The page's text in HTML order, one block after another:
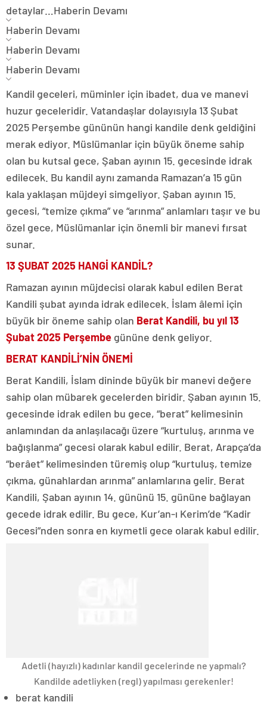
detaylar… Haberin Devamı
Haberin Devamı
Haberin Devamı
Haberin Devamı
Kandil geceleri, müminler için ibadet, dua ve manevi
huzur geceleridir. Vatandaşlar dolayısıyla 13 Şubat
2025 Perşembe gününün hangi kandile denk geldiğini
merak ediyor. Müslümanlar için büyük öneme sahip
olan bu kutsal gece, Şaban ayının 15. gecesinde idrak
edilecek. Bu kandil aynı zamanda Ramazan’a 15 gün
kala yaklaşan müjdeyi simgeliyor. Şaban ayının 15.
gecesi, “temize çıkma” ve “arınma” anlamları taşır ve bu
özel gece, Müslümanlar için önemli bir manevi fırsat
sunar.
13 ŞUBAT 2025 HANGİ KANDİL?
Ramazan ayının müjdecisi olarak kabul edilen Berat
Kandili şubat ayında idrak edilecek. İslam âlemi için
büyük bir öneme sahip olan Berat Kandili, bu yıl 13
Şubat 2025 Perşembe gününe denk geliyor.
BERAT KANDİLİ’NİN ÖNEMİ
Berat Kandili, İslam dininde büyük bir manevi değere
sahip olan mübarek gecelerden biridir. Şaban ayının 15.
gecesinde idrak edilen bu gece, “berat” kelimesinin
anlamından da anlaşılacağı üzere “kurtuluş, arınma ve
bağışlanma” gecesi olarak kabul edilir. Berat, Arapça’da
“berâet” kelimesinden türemiş olup “kurtuluş, temize
çıkma, günahlardan arınma” anlamlarına gelir. Berat
Kandili, Şaban ayının 14. gününü 15. gününe bağlayan
gecede idrak edilir. Bu gece, Kur’an-ı Kerim’de “Kadir
Gecesi”nden sonra en kıymetli gece olarak kabul edilir.
Adetli (hayızlı) kadınlar kandil gecelerinde ne yapmalı?
Kandilde adetliyken (regl) yapılması gerekenler!
berat kandili